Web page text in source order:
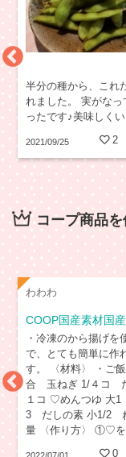
半分の種から、これ
れました。 実がなっ
ったです♪美味しくい
ました。また次があ
いな…♡
2021/09/25 2
コープ商品
わわわ
COOP国産素材国
からあげ４コ
・冷凍のから揚げを
で、とても簡単に作
す。 〈材料〉 ・ご
合 玉ねぎ 1/４コ
１コ ♡めんつゆ 大
3 だしの素 小1/2
量 〈作り方〉 ①♡を
0